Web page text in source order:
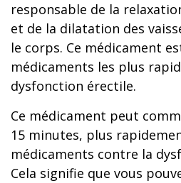
responsable de la
et de la dilatation des
le corps. Ce médicament
médicaments les plus
dysfonction érectile.
Ce médicament peut
15 minutes, plus
médicaments contre la
Cela signifie que vous